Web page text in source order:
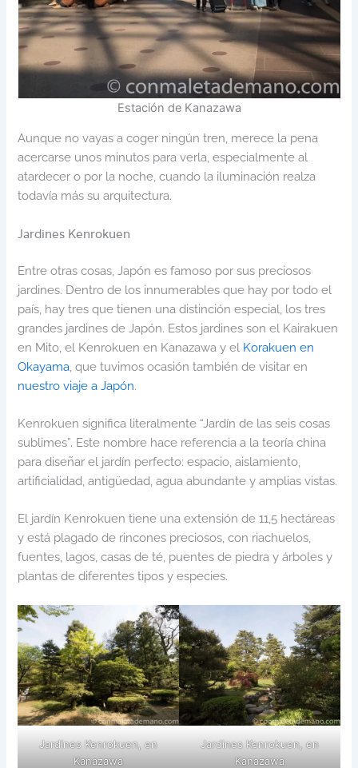
Estación de Kanazawa
Aunque no vayas a coger ningún tren, merece la pena
acercarse unos minutos para verla, especialmente al
atardecer o por la noche, cuando la iluminación realza
todavía más su arquitectura.
Jardines Kenrokuen
Entre otras cosas, Japón es famoso por sus preciosos
jardines. Dentro de los innumerables que hay por todo el
país, hay tres que tienen una distinción especial, los tres
grandes jardines de Japón. Estos jardines son el Kairakuen
en Mito, el Kenrokuen en Kanazawa y el Korakuen en
Okayama , que tuvimos ocasión también de visitar en
nuestro viaje a Japón.
Kenrokuen significa literalmente “Jardín de las seis cosas
sublimes”. Este nombre hace referencia a la teoría china
para diseñar el jardín perfecto: espacio, aislamiento,
artificialidad, antigüedad, agua abundante y amplias vistas.
El jardín Kenrokuen tiene una extensión de 11,5 hectáreas
y está plagado de rincones preciosos, con riachuelos,
fuentes, lagos, casas de té, puentes de piedra y árboles y
plantas de diferentes tipos y especies.
Jardines Kenrokuen, en
Kanazawa
Jardines Kenrokuen, en
Kanazawa